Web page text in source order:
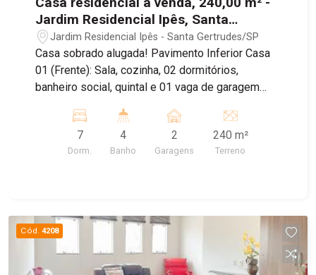
Jardim Residencial Ipês, Santa
Gertrudes/SP
Jardim Residencial Ipês - Santa Gertrudes/SP
Casa sobrado alugada! Pavimento Inferior Casa
01 (Frente): Sala, cozinha, 02 dormitórios,
banheiro social, quintal e 01 vaga de garagem
dormitório, banheiro social e quintal. Pavimento
Superior Casa 03 (Frente): Sala, cozinha, 03
dormitórios, banheiro social, quintal e 01 vaga de
7
Dorm.
4
Banho
2
Garagens
240 m²
Terreno
Cód. 4208